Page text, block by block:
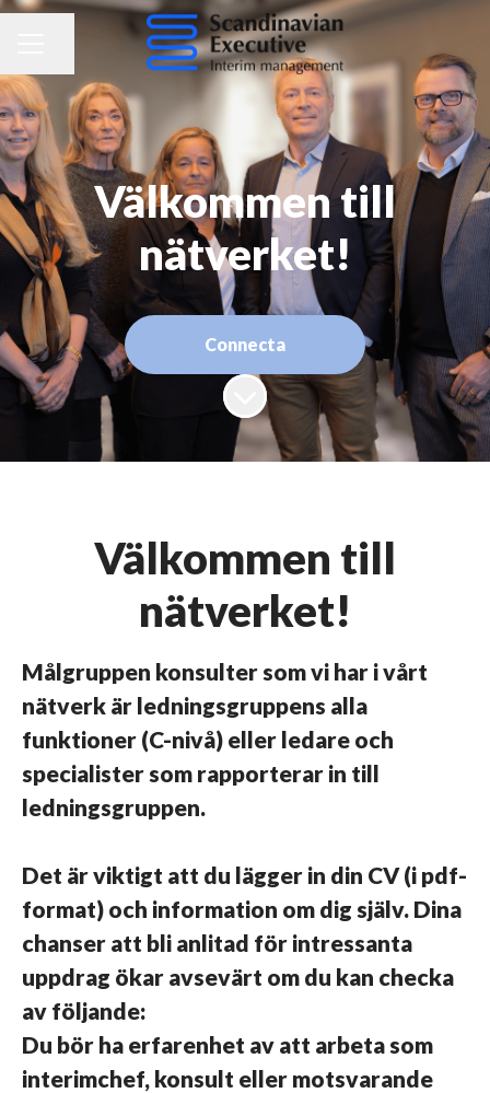
Välkommen till
nätverket!
Connecta
Skrolla för mer innehåll
Välkommen till
nätverket!
Målgruppen konsulter som vi har i vårt
nätverk är ledningsgruppens alla
funktioner (C-nivå) eller ledare och
specialister som rapporterar in till
ledningsgruppen.
Det är viktigt att du lägger in din CV (i pdf-
format) och information om dig själv. Dina
chanser att bli anlitad för intressanta
uppdrag ökar avsevärt om du kan checka
av följande:
Du bör ha erfarenhet av att arbeta som
interimchef, konsult eller motsvarande